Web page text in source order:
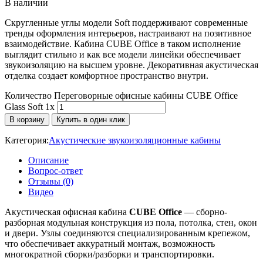
В наличии
Скругленные углы модели Soft поддерживают современные
тренды оформления интерьеров, настраивают на позитивное
взаимодействие. Кабина CUBE Office в таком исполнение
выглядит стильно и как все модели линейки обеспечивает
звукоизоляцию на высшем уровне. Декоративная акустическая
отделка создает комфортное пространство внутри.
Количество Переговорные офисные кабины CUBE Office
Glass Soft 1x
В корзину Купить в один клик
Категория:Акустические звукоизоляционные кабины
Описание
Вопрос-ответ
Отзывы (0)
Видео
Акустическая офисная кабина CUBE Office — сборно-
разборная модульная конструкция из пола, потолка, стен, окон
и двери. Узлы соединяются специализированным крепежом,
что обеспечивает аккуратный монтаж, возможность
многократной сборки/разборки и транспортировки.